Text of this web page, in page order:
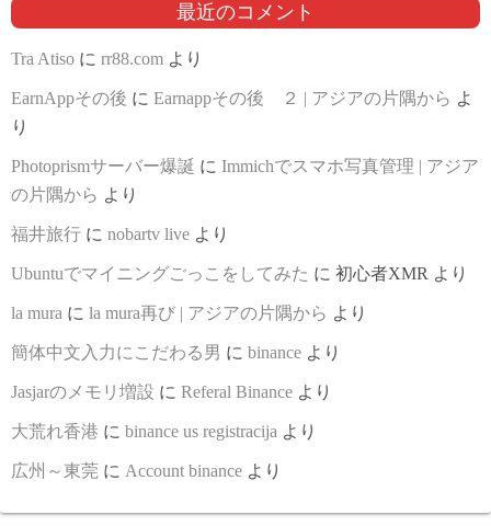
最近のコメント
Tra Atiso に rr88.com より
EarnAppその後 に Earnappその後 ２ | アジアの片隅から よ
り
Photoprismサーバー爆誕 に Immichでスマホ写真管理 | アジア
の片隅から より
福井旅行 に nobartv live より
Ubuntuでマイニングごっこをしてみた に 初心者XMR より
la mura に la mura再び | アジアの片隅から より
簡体中文入力にこだわる男 に binance より
Jasjarのメモリ増設 に Referal Binance より
大荒れ香港 に binance us registracija より
広州～東莞 に Account binance より